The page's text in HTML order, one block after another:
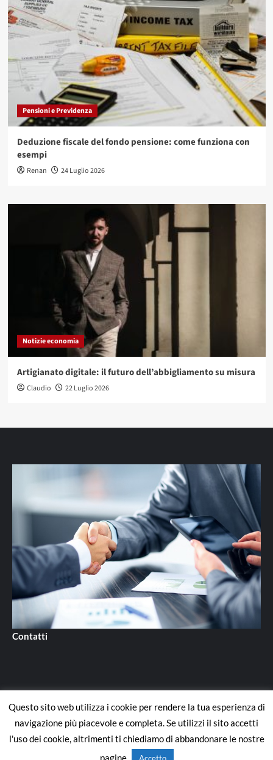
Pensioni e Previdenza
Deduzione fiscale del fondo pensione: come funziona con
esempi
Renan 24 Luglio 2026
Notizie economia
Artigianato digitale: il futuro dell’abbigliamento su misura
Claudio 22 Luglio 2026
Contatti
Contatti
Copyright © All rights reserved.|CoverNews
Questo sito web utilizza i cookie per rendere la tua esperienza di
navigazione più piacevole e completa. Se utilizzi il sito accetti
l'uso dei cookie, altrimenti ti chiediamo di abbandonare le nostre
pagine.